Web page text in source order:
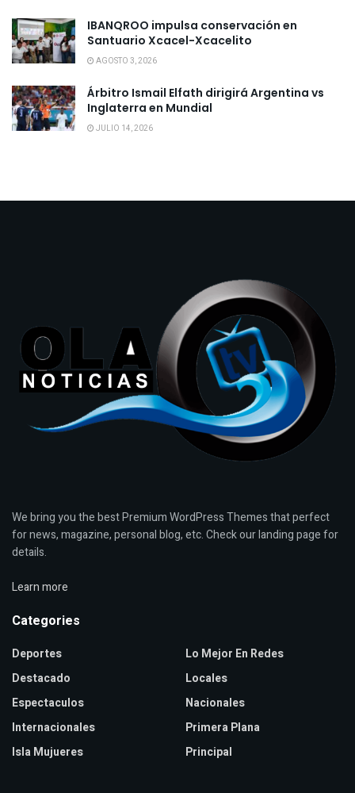
IBANQROO impulsa conservación en
Santuario Xcacel-Xcacelito
AGOSTO 3, 2026
Árbitro Ismail Elfath dirigirá Argentina vs
Inglaterra en Mundial
JULIO 14, 2026
We bring you the best Premium WordPress Themes that perfect
for news, magazine, personal blog, etc. Check our landing page for
details.
Learn more
Categories
Deportes
Destacado
Espectaculos
Internacionales
Isla Mujueres
Lo Mejor En Redes
Locales
Nacionales
Primera Plana
Principal